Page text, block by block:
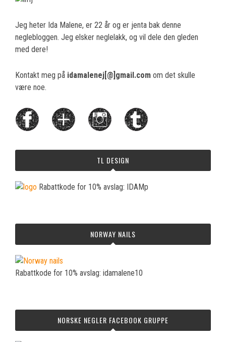
Jeg heter Ida Malene, er 22 år og er jenta bak denne
neglebloggen. Jeg elsker neglelakk, og vil dele den gleden
med dere!
Kontakt meg på idamalenej[@]gmail.com om det skulle
være noe.
TL DESIGN
Rabattkode for 10% avslag: IDAMp
NORWAY NAILS
Rabattkode for 10% avslag: idamalene10
NORSKE NEGLER FACEBOOK GRUPPE